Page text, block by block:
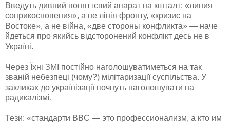
Введуть дивний поняттєвий апарат на кшталт: «линия
соприкосновения», а не лінія фронту, «кризис на
Востоке», а не війна, «две стороны конфликта» — наче
йдеться про якийсь відсторонений конфлікт десь не в
Україні.
Через Їхні ЗМІ постійно наголошуватиметься на так
званій небезпеці (чому?) мілітаризації суспільства. У
закликах до українізації почнуть наголошувати на
радикалізмі.
Тези: «стандарти BBC — это профессионализм, а кто им